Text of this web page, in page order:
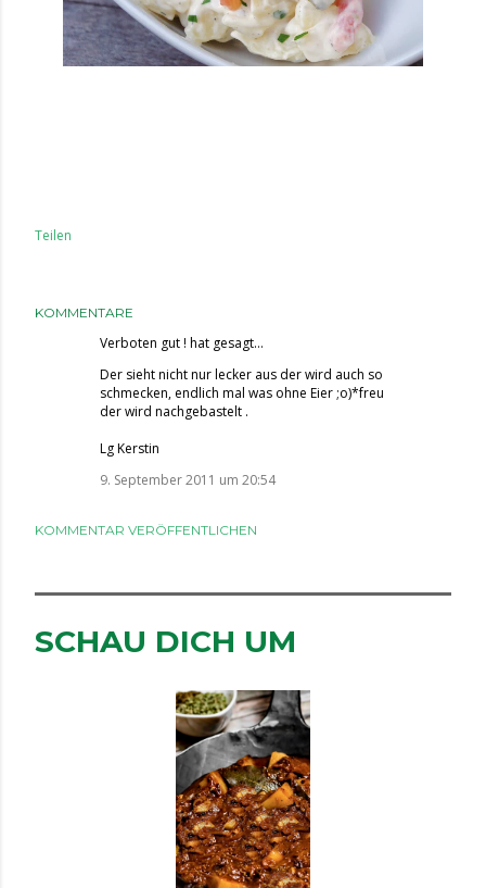
Teilen
KOMMENTARE
Verboten gut ! hat gesagt…
Der sieht nicht nur lecker aus der wird auch so
schmecken, endlich mal was ohne Eier ;o)*freu
der wird nachgebastelt .
Lg Kerstin
9. September 2011 um 20:54
KOMMENTAR VERÖFFENTLICHEN
SCHAU DICH UM